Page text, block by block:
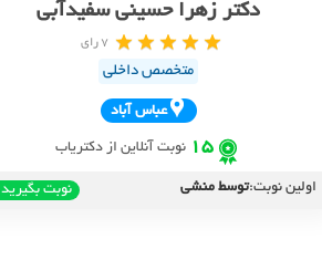
دکتر زهرا حسینی سفیدآبی
7 رای
متخصص داخلی
عباس آباد
15 نوبت آنلاین از دکتریاب
اولین نوبت:توسط منشی نوبت بگیرید